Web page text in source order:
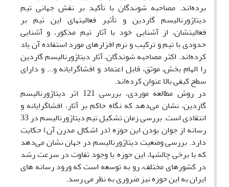
برده‌اند. مصاحبه شوندگان با تأکید بر نقش جهانی تیم
دیتاژورنالیسم گاردین و تأثیر فعالیتهای این تیم بر
فعالیتشان، از آشنایی خود با آثار تیم مذکور، و آشنایی
حدودی با تیم و ترکیب و نرم افزارهای مورد استفاده آن یاد
کرده‌اند. اکثر مصاحبه شوندگان، آثار دیتاژورنالیسم گاردین
را الهام بخش، موثق، قابل اعتماد و افشاگرایانه و... و دارای
سطح کیفی بالا عنوان کرده‌اند.
در روش مطالعه موردی، بررسی 121 اثر دیتاژورنالیسم
گاردین، نشان می‌دهد که نگاه حاکم بر آثار، افشاگرایانه و
انتقادی است. بررسی زمان تشکیل تیم دیتاژورنالیسم در 33
رسانه از جوان بودن این حوزه (در اشکال مدرن آن) حکایت
دارد. بررسی وضعیت دیتاژورنالیسم در جهان نشان می‌دهد
که با برخی چالشها، این حوزه با وجود تفاوت در سرعت رشد
در کشورهای مختلف، رو به توسعه است که ورود رسانه های
ایران به این حوزه نیز ضروری به نظر می رسد.